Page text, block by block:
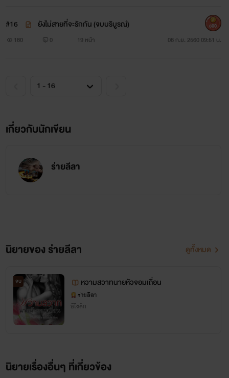
#16 ยังไม่สายที่จะรักกัน (จบบริบูรณ์)
180 0 19 หน้า 08 ก.ย. 2560 09:51 น.
600
เกี่ยวกับนักเขียน
ร่ายลีลา
นิยายของ ร่ายลีลา ดูทั้งหมด
จบ หวามสวาทนายหัวจอมเถื่อน
ร่ายลีลา
อีโรติก
นิยายเรื่องอื่นๆ ที่เกี่ยวข้อง